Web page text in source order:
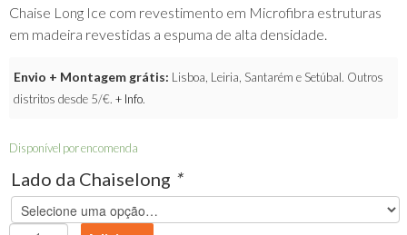
Chaise Long Ice com revestimento em Microfibra estruturas
em madeira revestidas a espuma de alta densidade.
Envio + Montagem grátis: Lisboa, Leiria, Santarém e Setúbal. Outros
distritos desde 5/€. + Info.
Disponível por encomenda
Lado da Chaiselong *